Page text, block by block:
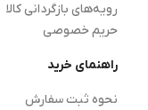
رویه‌های بازگردانی کالا
حریم خصوصی
راهنمای خرید
نحوه ثبت سفارش